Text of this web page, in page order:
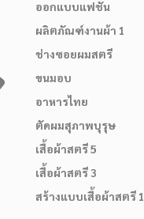
ออกแบบแฟชั่น
ผลิตภัณฑ์งานผ้า 1
ช่างซอยผมสตรี
ขนมอบ
อาหารไทย
ตัดผมสุภาพบุรุษ
เสื้อผ้าสตรี 5
เสื้อผ้าสตรี 3
สร้างแบบเสื้อผ้าสตรี 1